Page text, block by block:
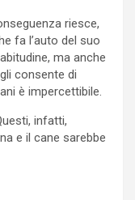
riesce,
fa l’auto del suo
ma anche
consente di
è impercettibile.
infatti,
e il cane sarebbe